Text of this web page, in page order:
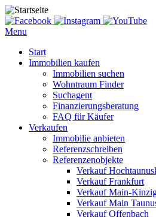
Menu
Start
Immobilien kaufen
Immobilien suchen
Wohntraum Finder
Suchagent
Finanzierungsberatung
FAQ für Käufer
Verkaufen
Immobilie anbieten
Referenzschreiben
Referenzenobjekte
Verkauf
Verkauf Frankfurt
Verkauf Main-
Verkauf Main
Verkauf Offenbach